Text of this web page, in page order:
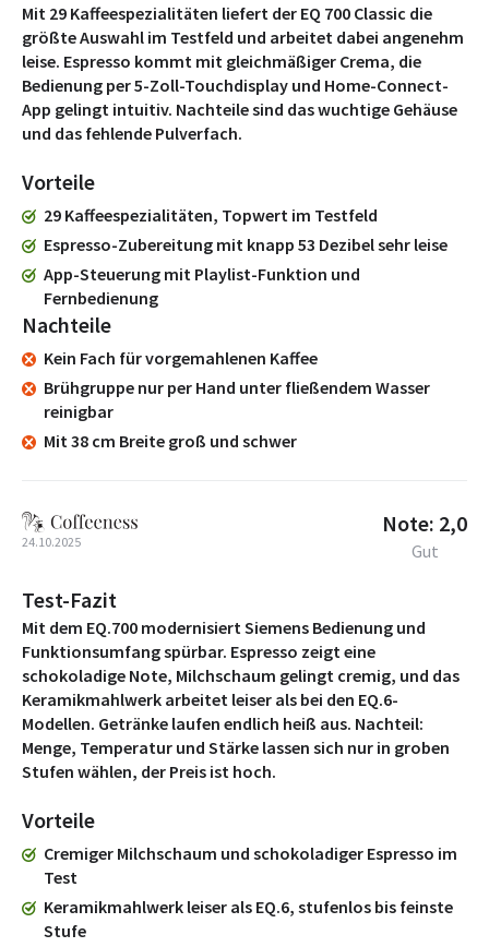
Mit 29 Kaffeespezialitäten liefert der EQ 700 Classic die
größte Auswahl im Testfeld und arbeitet dabei angenehm
leise. Espresso kommt mit gleichmäßiger Crema, die
Bedienung per 5-Zoll-Touchdisplay und Home-Connect-
App gelingt intuitiv. Nachteile sind das wuchtige Gehäuse
und das fehlende Pulverfach.
Vorteile
29 Kaffeespezialitäten, Topwert im Testfeld
Espresso-Zubereitung mit knapp 53 Dezibel sehr leise
App-Steuerung mit Playlist-Funktion und
Fernbedienung
Nachteile
Kein Fach für vorgemahlenen Kaffee
Brühgruppe nur per Hand unter fließendem Wasser
reinigbar
Mit 38 cm Breite groß und schwer
24.10.2025
Note: 2,0
Gut
Test-Fazit
Mit dem EQ.700 modernisiert Siemens Bedienung und
Funktionsumfang spürbar. Espresso zeigt eine
schokoladige Note, Milchschaum gelingt cremig, und das
Keramikmahlwerk arbeitet leiser als bei den EQ.6-
Modellen. Getränke laufen endlich heiß aus. Nachteil:
Menge, Temperatur und Stärke lassen sich nur in groben
Stufen wählen, der Preis ist hoch.
Vorteile
Cremiger Milchschaum und schokoladiger Espresso im
Test
Keramikmahlwerk leiser als EQ.6, stufenlos bis feinste
Stufe